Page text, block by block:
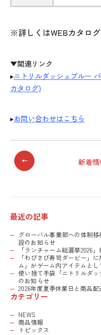
最近の記事
グローバル事業部への体制
設のお知らせ
「ランチャーム総選挙2026」
「わびさび寿司ダービー」
ム」がゲーム内アイテムとし
使い捨て手袋「ニトリルダ
のお知らせ
2026年度夏季休業日と商品配
カテゴリー
NEWS
商品情報
トピックス
※詳しくはWEBカタログ
▼関連リンク
▸ニトリルダッシュブルー
カタログ)
▸お問い合わせはこちら
新着